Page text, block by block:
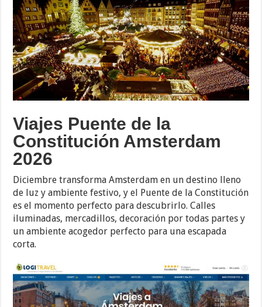
Viajes Puente de la
Constitución Amsterdam
2026
Diciembre transforma Amsterdam en un destino lleno
de luz y ambiente festivo, y el Puente de la Constitución
es el momento perfecto para descubrirlo. Calles
iluminadas, mercadillos, decoración por todas partes y
un ambiente acogedor perfecto para una escapada
corta.